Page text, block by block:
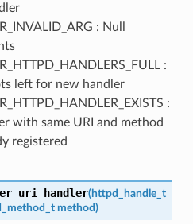
: Null
:
left for new handler
:
with same URI and method
registered
(httpd_handle_t
method)